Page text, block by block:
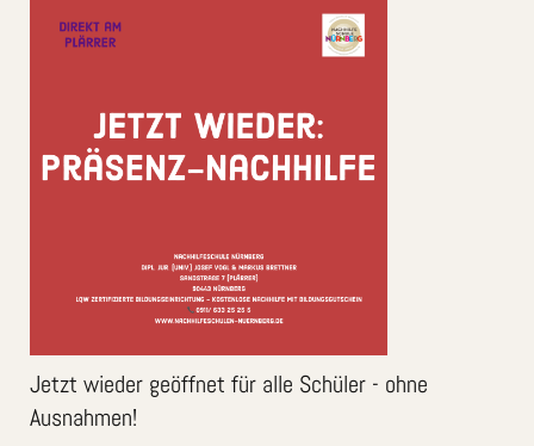
Jetzt wieder geöffnet für alle Schüler - ohne
Ausnahmen!